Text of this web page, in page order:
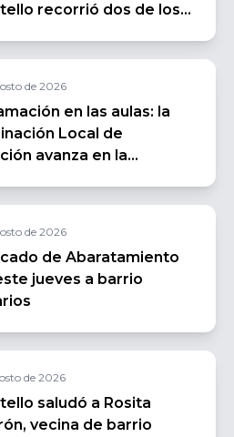
recorrió dos de los
de 2026
en las aulas: la
Local de
avanza en la
de 2026
de Abaratamiento
jueves a barrio
de 2026
saludó a Rosita
vecina de barrio